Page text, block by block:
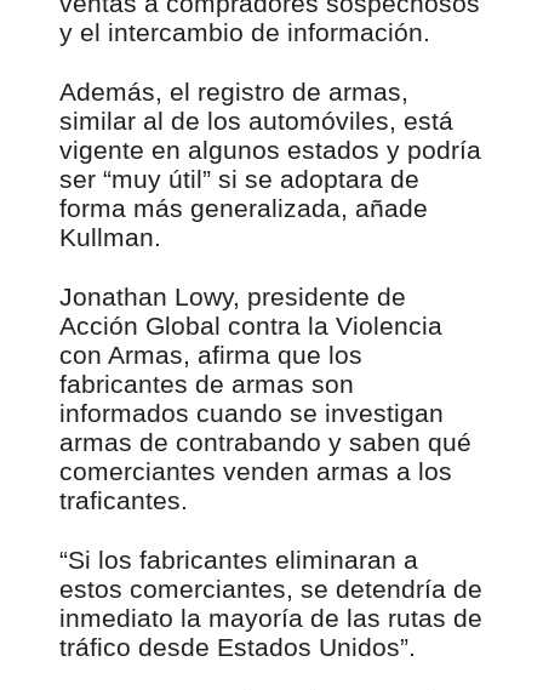
y el intercambio de información.
Además, el registro de armas,
similar al de los automóviles, está
vigente en algunos estados y podría
ser “muy útil” si se adoptara de
forma más generalizada, añade
Kullman.
Jonathan Lowy, presidente de
Acción Global contra la Violencia
con Armas, afirma que los
fabricantes de armas son
informados cuando se investigan
armas de contrabando y saben qué
comerciantes venden armas a los
traficantes.
“Si los fabricantes eliminaran a
estos comerciantes, se detendría de
inmediato la mayoría de las rutas de
tráfico desde Estados Unidos”.